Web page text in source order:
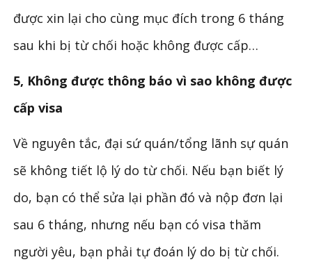
được xin lại cho cùng mục đích trong 6 tháng
sau khi bị từ chối hoặc không được cấp…
5, Không được thông báo vì sao không được
cấp visa
Về nguyên tắc, đại sứ quán/tổng lãnh sự quán
sẽ không tiết lộ lý do từ chối. Nếu bạn biết lý
do, bạn có thể sửa lại phần đó và nộp đơn lại
sau 6 tháng, nhưng nếu bạn có visa thăm
người yêu, bạn phải tự đoán lý do bị từ chối.